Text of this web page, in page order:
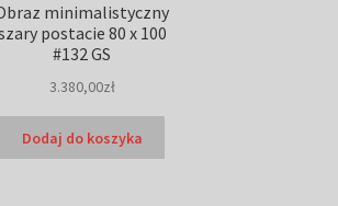
minimalistyczny
postacie 80 x 100
#132 GS
3.380,00zł
Dodaj do koszyka